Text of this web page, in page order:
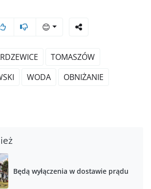
😊
TOMASZÓW
WODA
OBNIŻANIE
Będą wyłączenia w dostawie prądu